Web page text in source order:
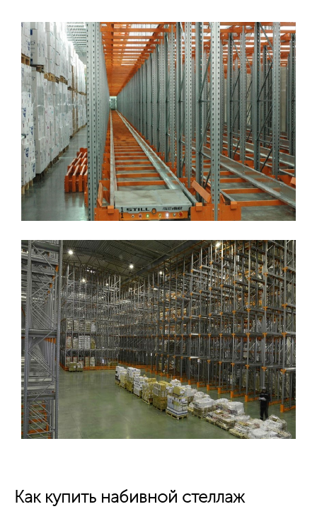
Как купить набивной стеллаж